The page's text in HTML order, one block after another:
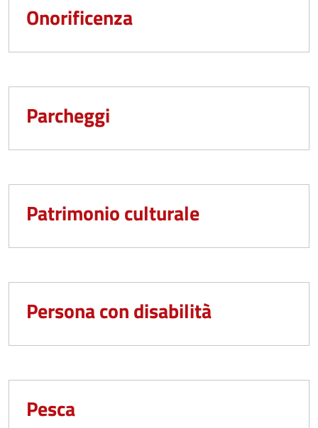
Onorificenza
Parcheggi
Patrimonio culturale
Persona con disabilità
Pesca